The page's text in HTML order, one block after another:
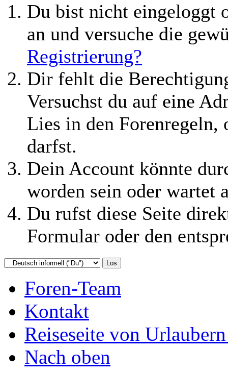
Du bist nicht eingeloggt
an und versuche die
Registrierung?
Dir fehlt die
Versuchst du auf eine
Lies in den Forenregeln,
darfst.
Dein Account könnte
worden sein oder wartet
Du rufst diese Seite
Formular oder den
Foren-Team
Kontakt
Reiseseite von
Nach oben